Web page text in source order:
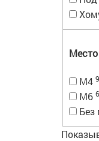
M4 9
M6 6
Без